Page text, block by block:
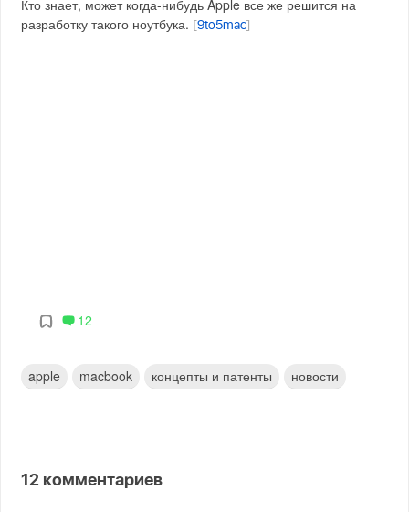
Кто знает, может когда-нибудь Apple все же решится на
разработку такого ноутбука.
[9to5mac
12
apple macbook концепты и патенты новости
12 комментариев